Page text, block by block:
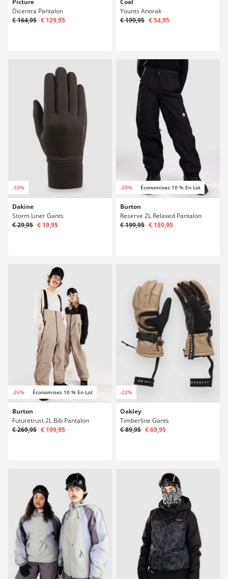
Picture
Dicentra Pantalon
€ 164,95 € 129,95
Coal
Younts Anorak
€ 199,95 € 54,95
-33%
Dakine
Storm Liner Gants
€ 29,95 € 19,95
-20% Économisez 10 % En Lot
Burton
Reserve 2L Relaxed Pantalon
€ 199,95 € 159,95
-26% Économisez 10 % En Lot
Burton
Futuretrust 2L Bib Pantalon
€ 269,95 € 199,95
-22%
Oakley
Timberline Gants
€ 89,95 € 69,95